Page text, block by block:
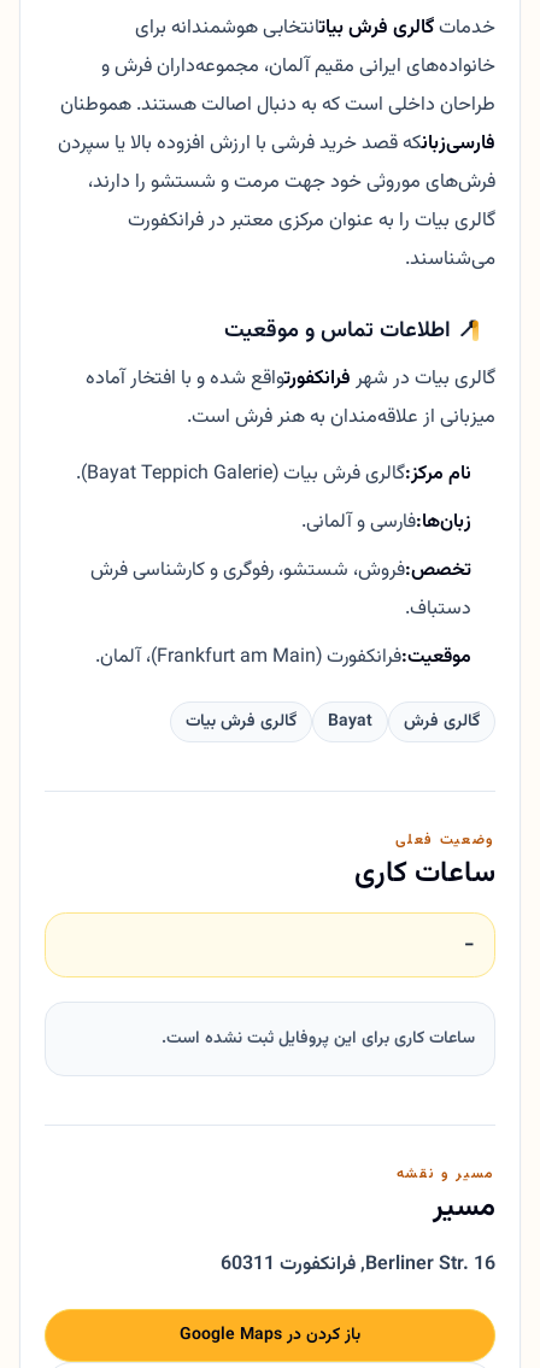
خدماتگالری فرش بیاتانتخابی هوشمندانه برای
خانواده‌های ایرانی مقیم آلمان، مجموعه‌داران فرش و
طراحان داخلی است که به دنبال اصالت هستند. هموطنان
فارسی‌زبانکه قصد خرید فرشی با ارزش افزوده بالا یا سپردن
فرش‌های موروثی خود جهت مرمت و شستشو را دارند،
گالری بیات را به عنوان مرکزی معتبر در فرانکفورت
می‌شناسند.
📍 اطلاعات تماس و موقعیت
گالری بیات در شهرفرانکفورتواقع شده و با افتخار آماده
میزبانی از علاقه‌مندان به هنر فرش است.
نام مرکز:گالری فرش بیات (Bayat Teppich Galerie).
زبان‌ها:فارسی و آلمانی.
تخصص:فروش، شستشو، رفوگری و کارشناسی فرش
دستباف.
موقعیت:فرانکفورت (Frankfurt am Main)، آلمان.
گالری فرش Bayat گالری فرش بیات
وضعیت فعلی
ساعات کاری
-
ساعات کاری برای این پروفایل ثبت نشده است.
مسیر و نقشه
مسیر
Berliner Str. 16
,60311 فرانکفورت
باز کردن در Google Maps